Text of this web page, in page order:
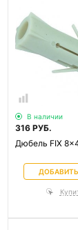
В наличии
316 РУБ.
Дюбель FIX